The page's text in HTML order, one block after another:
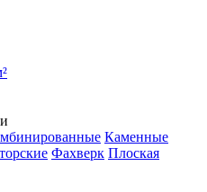
Каменные
Фахверк Плоская